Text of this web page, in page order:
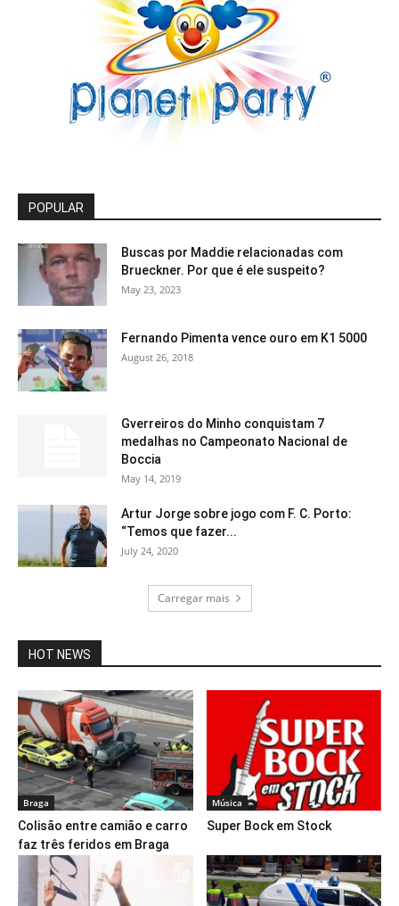
POPULAR
Buscas por Maddie relacionadas com
Brueckner. Por que é ele suspeito?
May 23, 2023
Fernando Pimenta vence ouro em K1 5000
August 26, 2018
Gverreiros do Minho conquistam 7
medalhas no Campeonato Nacional de
Boccia
May 14, 2019
Artur Jorge sobre jogo com F. C. Porto:
“Temos que fazer...
July 24, 2020
Carregar mais
HOT NEWS
Braga
Colisão entre camião e carro
faz três feridos em Braga
Música
Super Bock em Stock